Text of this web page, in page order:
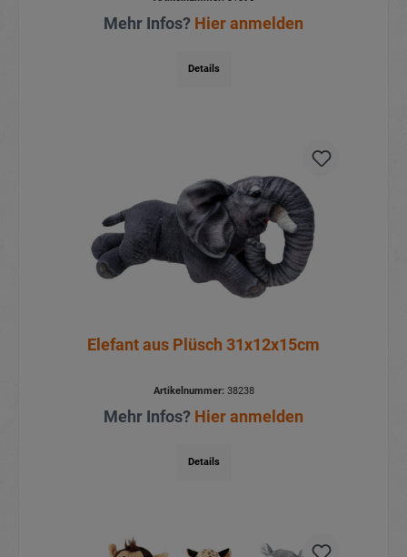
Mehr Infos? Hier anmelden
Details
Elefant aus Plüsch 31x12x15cm
Artikelnummer:38238
Mehr Infos? Hier anmelden
Details